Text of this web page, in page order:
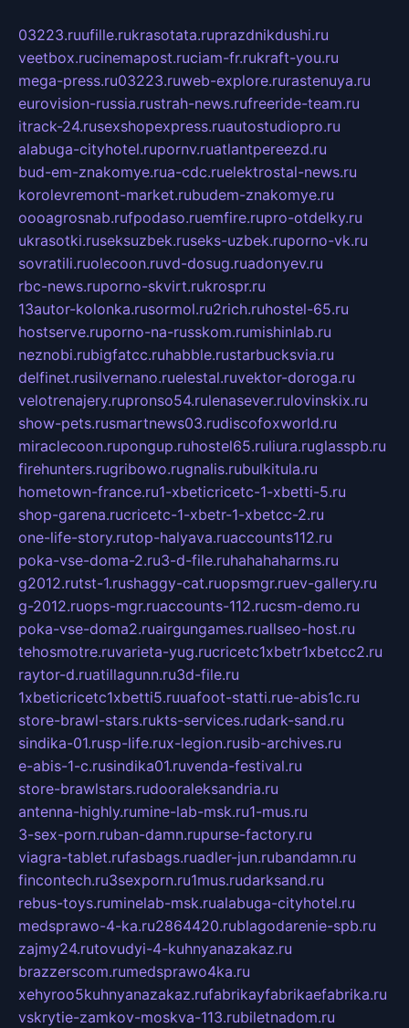
03223.ruufille.rukrasotata.ruprazdnikdushi.ru
veetbox.rucinemapost.ruciam-fr.rukraft-you.ru
mega-press.ru03223.ruweb-explore.rurastenuya.ru
eurovision-russia.rustrah-news.rufreeride-team.ru
itrack-24.rusexshopexpress.ruautostudiopro.ru
alabuga-cityhotel.rupornv.ruatlantpereezd.ru
bud-em-znakomye.rua-cdc.ruelektrostal-news.ru
korolevremont-market.rubudem-znakomye.ru
oooagrosnab.rufpodaso.ruemfire.rupro-otdelky.ru
ukrasotki.ruseksuzbek.ruseks-uzbek.ruporno-vk.ru
sovratili.ruolecoon.ruvd-dosug.ruadonyev.ru
rbc-news.ruporno-skvirt.rukrospr.ru
13autor-kolonka.rusormol.ru2rich.ruhostel-65.ru
hostserve.ruporno-na-russkom.rumishinlab.ru
neznobi.rubigfatcc.ruhabble.rustarbucksvia.ru
delfinet.rusilvernano.ruelestal.ruvektor-doroga.ru
velotrenajery.rupronso54.rulenasever.rulovinskix.ru
show-pets.rusmartnews03.rudiscofoxworld.ru
miraclecoon.rupongup.ruhostel65.ruliura.ruglasspb.ru
firehunters.rugribowo.rugnalis.rubulkitula.ru
hometown-france.ru1-xbeticricetc-1-xbetti-5.ru
shop-garena.rucricetc-1-xbetr-1-xbetcc-2.ru
one-life-story.rutop-halyava.ruaccounts112.ru
poka-vse-doma-2.ru3-d-file.ruhahahaharms.ru
g2012.rutst-1.rushaggy-cat.ruopsmgr.ruev-gallery.ru
g-2012.ruops-mgr.ruaccounts-112.rucsm-demo.ru
poka-vse-doma2.ruairgungames.ruallseo-host.ru
tehosmotre.ruvarieta-yug.rucricetc1xbetr1xbetcc2.ru
raytor-d.ruatillagunn.ru3d-file.ru
1xbeticricetc1xbetti5.ruuafoot-statti.rue-abis1c.ru
store-brawl-stars.rukts-services.rudark-sand.ru
sindika-01.rusp-life.rux-legion.rusib-archives.ru
e-abis-1-c.rusindika01.ruvenda-festival.ru
store-brawlstars.rudooraleksandria.ru
antenna-highly.rumine-lab-msk.ru1-mus.ru
3-sex-porn.ruban-damn.rupurse-factory.ru
viagra-tablet.rufasbags.ruadler-jun.rubandamn.ru
fincontech.ru3sexporn.ru1mus.rudarksand.ru
rebus-toys.ruminelab-msk.rualabuga-cityhotel.ru
medsprawo-4-ka.ru2864420.rublagodarenie-spb.ru
zajmy24.rutovudyi-4-kuhnyanazakaz.ru
brazzerscom.rumedsprawo4ka.ru
xehyroo5kuhnyanazakaz.rufabrikayfabrikaefabrika.ru
vskrytie-zamkov-moskva-113.rubiletnadom.ru